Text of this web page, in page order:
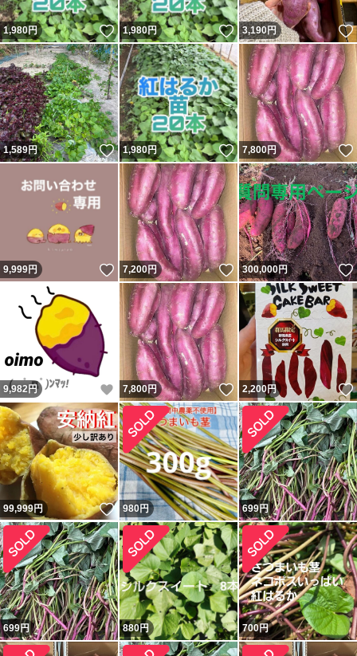
1,980円 いいね！
1,980円 いいね！
3,190円
1,589円 いいね！
1,980円 いいね！
7,800円
9,999円 いいね！
7,200円 いいね！
300,000円
9,982円 いいね！
7,800円 いいね！
2,200円
99,999円 いいね！
980円 699円
699円 880円 700円